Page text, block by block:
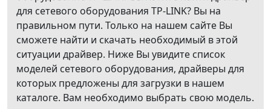
для сетевого оборудования TP-LINK? Вы на
правильном пути. Только на нашем сайте Вы
сможете найти и скачать необходимый в этой
ситуации драйвер. Ниже Вы увидите список
моделей сетевого оборудования, драйверы для
которых предложены для загрузки в нашем
каталоге. Вам необходимо выбрать свою модель.